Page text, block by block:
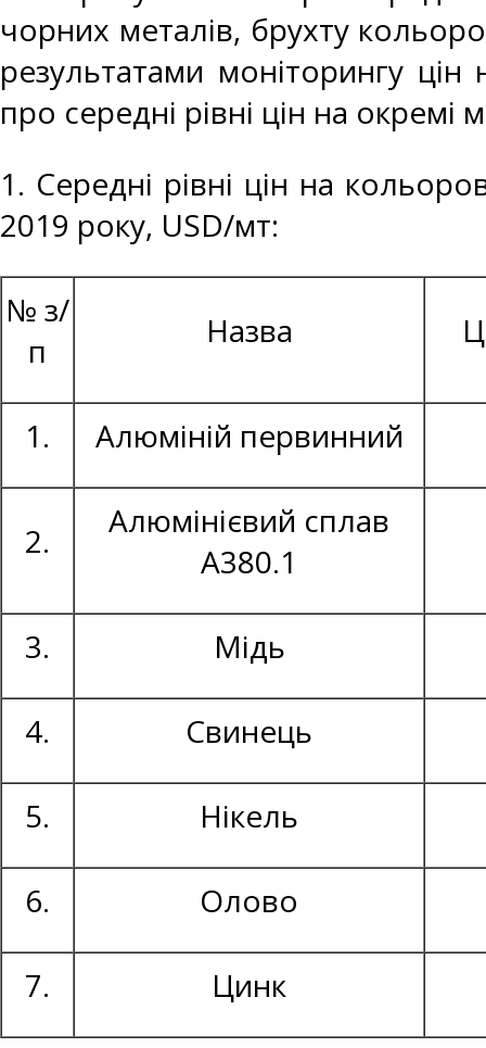
чорних металів, брухту
результатами моніторингу
про середні рівні цін на окремі
1. Середні рівні цін на
2019 року, USD/мт:
№ з/
п
Назва
1. Алюміній первинний
2.
Алюмінієвий сплав
А380.1
3. Мідь
4. Свинець
5. Нікель
6. Олово
7. Цинк